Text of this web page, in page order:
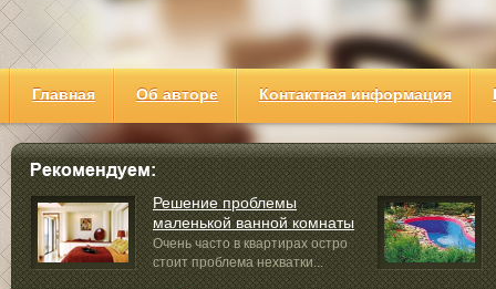
Главная Об авторе Контактная информация
Решение проблемы
маленькой ванной комнаты
Очень часто в квартирах остро
стоит проблема нехватки...